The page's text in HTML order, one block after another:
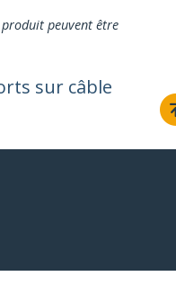
produit peuvent être
sur câble